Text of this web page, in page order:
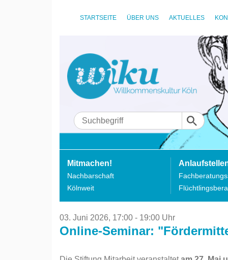
STARTSEITE ÜBER UNS AKTUELLES
Mitmachen!
Nachbarschaft
Kölnweit
03. Juni 2026, 17:00 - 19:00 Uhr
Online-Seminar: